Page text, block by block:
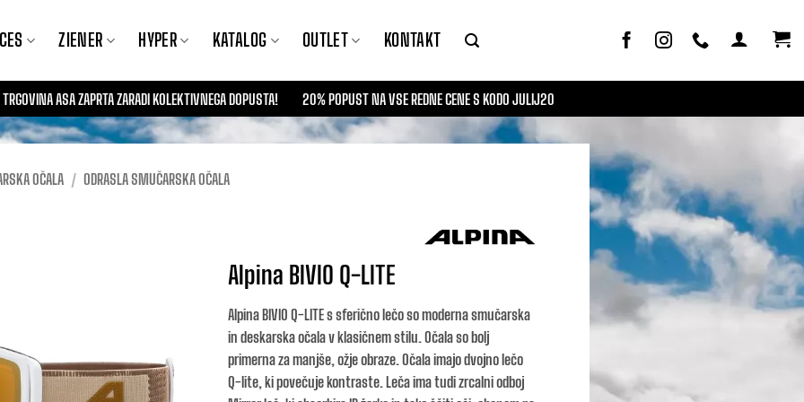
ZIENER HYPER KATALOG OUTLET KONTAKT
ASA ZAPRTA ZARADI KOLEKTIVNEGA DOPUSTA! 20% POPUST NA VSE REDNE CENE S KODO JULIJ20
OČALA / ODRASLA SMUČARSKA OČALA
Alpina BIVIO Q-LITE
Alpina BIVIO Q-LITE s sferično lečo so moderna smučarska
in deskarska očala v klasičnem stilu. Očala so bolj
primerna za manjše, ožje obraze. Očala imajo dvojno lečo
Q-lite, ki povečuje kontraste. Leča ima tudi zrcalni odboj